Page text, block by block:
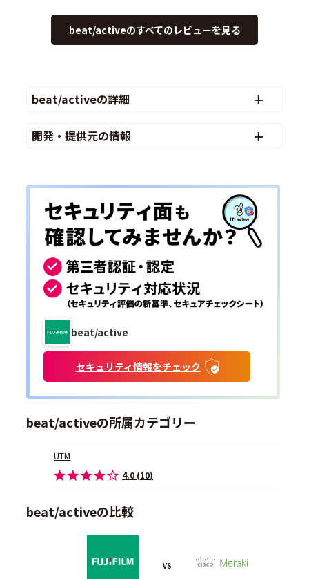
beat/activeのすべてのレビューを見る
beat/activeの詳細
開発・提供元の情報
beat/active
セキュリティ情報をチェック
beat/activeの所属カテゴリー
UTM
4.0 (10)
beat/activeの比較
VS